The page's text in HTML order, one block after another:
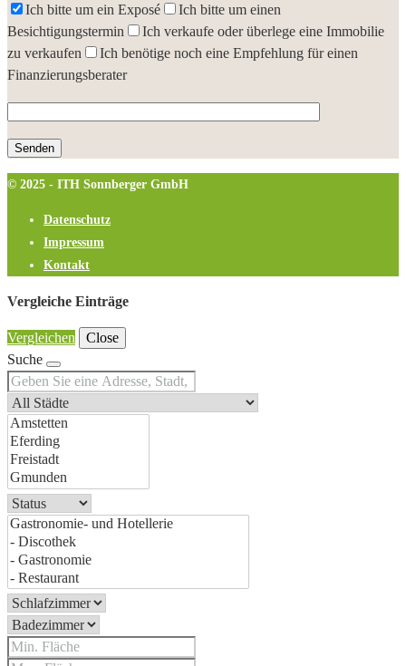
Ich bitte um ein Exposé
Ich bitte um einen
Besichtigungstermin
Ich verkaufe oder überlege eine Immobilie
zu verkaufen
Ich benötige noch eine Empfehlung für einen
Finanzierungsberater
© 2025 - ITH Sonnberger GmbH
Datenschutz
Impressum
Kontakt
Vergleiche Einträge
Vergleichen
Close
Suche